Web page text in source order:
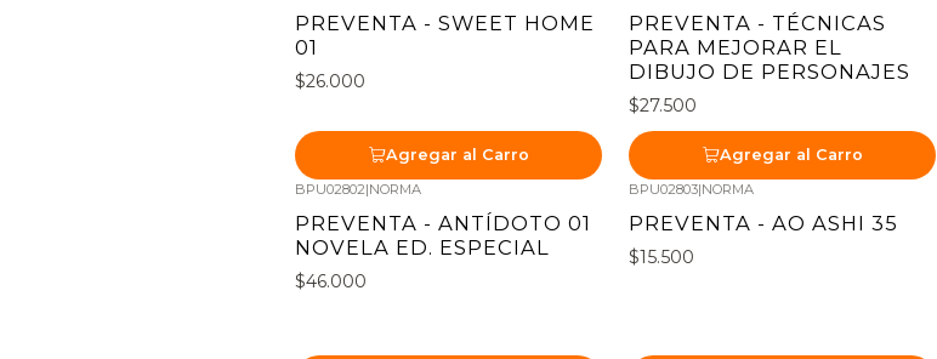
PREVENTA - SWEET HOME
01
$26.000
Agregar al Carro
PREVENTA - TÉCNICAS
PARA MEJORAR EL
DIBUJO DE PERSONAJES
$27.500
Agregar al Carro
BPU02802|NORMA
PREVENTA - ANTÍDOTO 01
NOVELA ED. ESPECIAL
$46.000
BPU02803|NORMA
PREVENTA - AO ASHI 35
$15.500